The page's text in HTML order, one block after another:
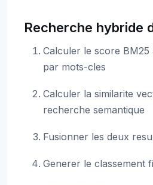
Recherche hybride
Calculer le score
par mots-cles
Calculer la similarite
recherche semantique
Fusionner les deux
Generer le classement